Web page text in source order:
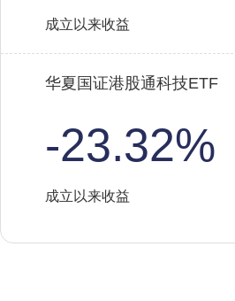
成立以来收益
华夏国证港股通科技ETF
-23.32%
成立以来收益